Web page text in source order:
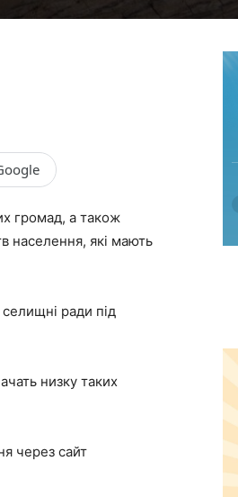
громад, а також
населення, які мають
селищні ради під
низку таких
через сайт